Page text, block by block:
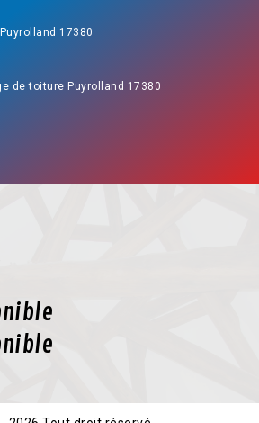
17380
de toiture Puyrolland 17380